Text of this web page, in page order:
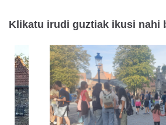
Klikatu irudi guztiak ikusi nahi